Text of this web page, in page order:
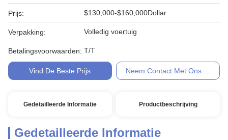
Prijs: $130,000-$160,000Dollar
Verpakking: Volledig voertuig
Betalingsvoorwaarden: T/T
Vind De Beste Prijs Neem Contact Met Ons Op
Gedetailleerde Informatie Productbeschrijving
Gedetailleerde Informatie